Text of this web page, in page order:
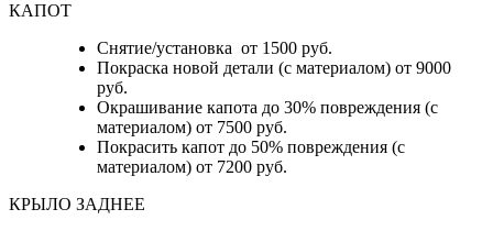
КАПОТ
Снятие/установка от 1500 руб.
Покраска новой детали (с материалом) от 9000
руб.
Окрашивание капота до 30% повреждения (с
материалом) от 7500 руб.
Покрасить капот до 50% повреждения (с
материалом) от 7200 руб.
КРЫЛО ЗАДНЕЕ